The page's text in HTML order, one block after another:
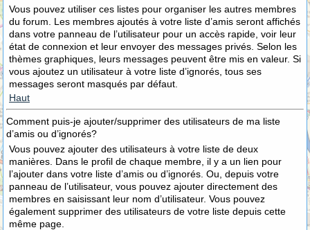
Vous pouvez utiliser ces listes pour organiser les autres membres
du forum. Les membres ajoutés à votre liste d’amis seront affichés
dans votre panneau de l’utilisateur pour un accès rapide, voir leur
état de connexion et leur envoyer des messages privés. Selon les
thèmes graphiques, leurs messages peuvent être mis en valeur. Si
vous ajoutez un utilisateur à votre liste d’ignorés, tous ses
messages seront masqués par défaut.
Haut
Comment puis-je ajouter/supprimer des utilisateurs de ma liste
d’amis ou d’ignorés?
Vous pouvez ajouter des utilisateurs à votre liste de deux
manières. Dans le profil de chaque membre, il y a un lien pour
l’ajouter dans votre liste d’amis ou d’ignorés. Ou, depuis votre
panneau de l’utilisateur, vous pouvez ajouter directement des
membres en saisissant leur nom d’utilisateur. Vous pouvez
également supprimer des utilisateurs de votre liste depuis cette
même page.